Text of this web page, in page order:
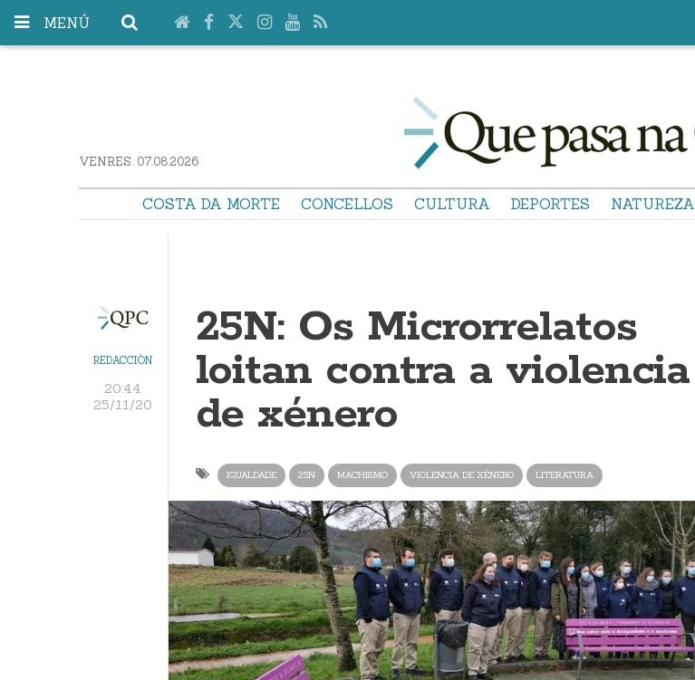
MENÚ
VENRES. 07.08.2026
COSTA DA MORTE CONCELLOS CULTURA DEPORTES NATUREZA
REDACCIÓN
20:44
25/11/20
25N: Os Microrrelatos
loitan contra a violencia
de xénero
IGUALDADE 25N MACHISMO VIOLENCIA DE XÉNERO LITERATURA